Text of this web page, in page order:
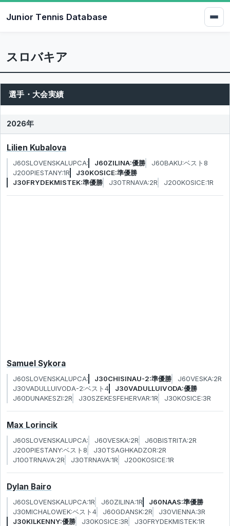
Junior Tennis Database
スロバキア
選手・大会実績
2026年
Lilien Kubalova
J60SLOVENSKALUPCA: J60ZILINA:優勝
J60BAKU:ベスト8
J200PIESTANY:1R
J30KOSICE:準優勝
J30FRYDEKMISTEK:準優勝
J30TRNAVA:2R J200KOSICE:1R
Samuel Sykora
J60SLOVENSKALUPCA: J30CHISINAU-2:準優勝
J60VESKA:2R
J30VADULLUIVODA-2:ベスト4
J30VADULLUIVODA:優勝
J60DUNAKESZI:2R
J30SZEKESFEHERVAR:1R J30KOSICE:3R
Max Lorincik
J60SLOVENSKALUPCA: J60VESKA:2R
J60BISTRITA:2R
J200PIESTANY:ベスト8
J30TSAGHKADZOR:2R
J100TRNAVA:2R
J30TRNAVA:1R J200KOSICE:1R
Dylan Bairo
J60SLOVENSKALUPCA:1R J60ZILINA:1R
J60NAAS:準優勝
J30MICHALOWEK:ベスト4
J60GDANSK:2R
J30VIENNA:3R
J30KILKENNY:優勝
J30KOSICE:3R
J30FRYDEKMISTEK:1R